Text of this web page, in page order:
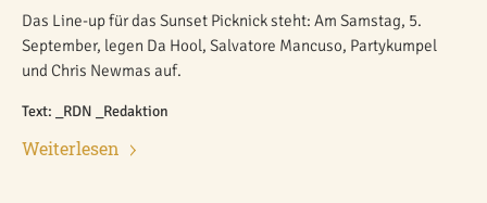
Das Line-up für das Sunset Picknick steht: Am Samstag, 5.
September, legen Da Hool, Salvatore Mancuso, Partykumpel
und Chris Newmas auf.
Text: _RDN _Redaktion
Weiterlesen